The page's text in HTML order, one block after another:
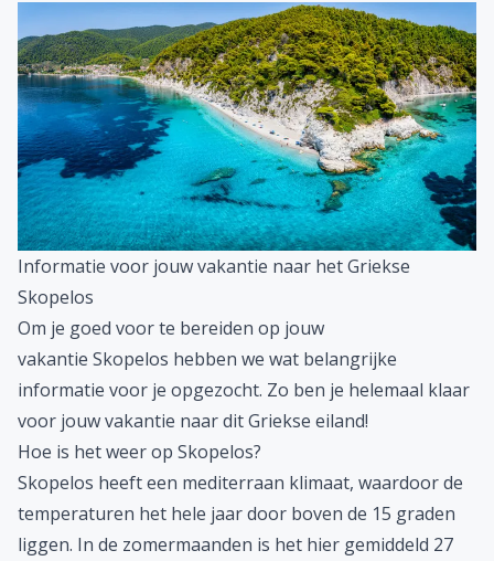
Informatie voor jouw vakantie naar het Griekse
Skopelos
Om je goed voor te bereiden op jouw
vakantie Skopelos hebben we wat belangrijke
informatie voor je opgezocht. Zo ben je helemaal klaar
voor jouw vakantie naar dit Griekse eiland!
Hoe is het weer op Skopelos?
Skopelos heeft een mediterraan klimaat, waardoor de
temperaturen het hele jaar door boven de 15 graden
liggen. In de zomermaanden is het hier gemiddeld 27